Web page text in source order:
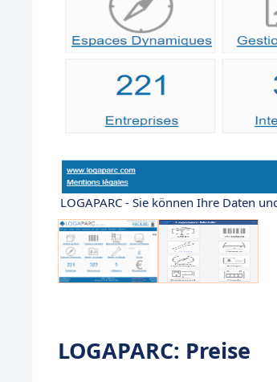
LOGAPARC - Sie können Ihre Daten
LOGAPARC: Preise